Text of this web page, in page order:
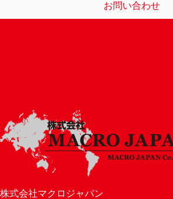
お問い合わせ
株式会社マクロジャパン